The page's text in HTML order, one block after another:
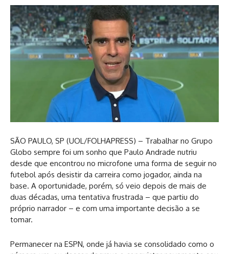
SÃO PAULO, SP (UOL/FOLHAPRESS) – Trabalhar no Grupo
Globo sempre foi um sonho que Paulo Andrade nutriu
desde que encontrou no microfone uma forma de seguir no
futebol após desistir da carreira como jogador, ainda na
base. A oportunidade, porém, só veio depois de mais de
duas décadas, uma tentativa frustrada – que partiu do
próprio narrador – e com uma importante decisão a se
tomar.
Permanecer na ESPN, onde já havia se consolidado como o